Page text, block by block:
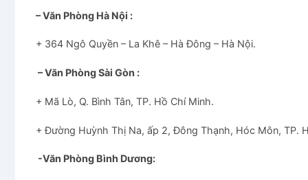
– Văn Phòng Hà Nội :
+ 364 Ngô Quyền – La Khê – Hà Đông – Hà Nội.
– Văn Phòng Sài Gòn :
+ Mã Lò, Q. Bình Tân, TP. Hồ Chí Minh.
+ Đường Huỳnh Thị Na, ấp 2, Đông Thạnh, Hóc Môn, TP.
-Văn Phòng Bình Dương: